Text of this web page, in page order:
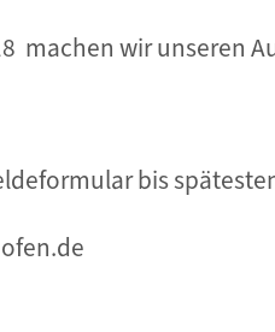
machen wir unseren
bis